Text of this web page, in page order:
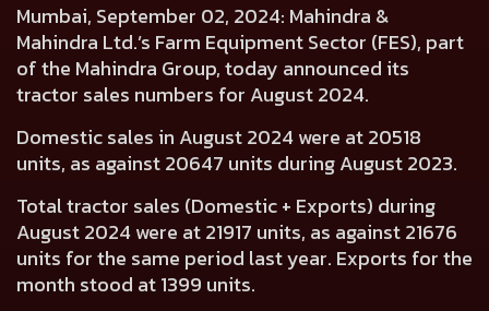
Mumbai, September 02, 2024: Mahindra &
Mahindra Ltd.’s Farm Equipment Sector (FES), part
of the Mahindra Group, today announced its
tractor sales numbers for August 2024.
Domestic sales in August 2024 were at20518
units, as against20647 units during August 2023.
Total tractor sales (Domestic + Exports) during
August 2024 were at21917 units, as against21676
units for the same period last year. Exports for the
month stood at1399 units.